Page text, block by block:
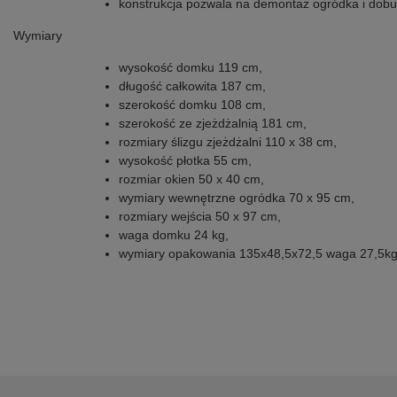
konstrukcja pozwala na demontaż ogródka i
Wymiary
wysokość domku 119 cm,
długość całkowita 187 cm,
szerokość domku 108 cm,
szerokość ze zjeżdżalnią 181 cm,
rozmiary ślizgu zjeżdżalni 110 x 38 cm,
wysokość płotka 55 cm,
rozmiar okien 50 x 40 cm,
wymiary wewnętrzne ogródka 70 x 95 cm,
rozmiary wejścia 50 x 97 cm,
waga domku 24 kg,
wymiary opakowania 135x48,5x72,5 waga 27,5kg